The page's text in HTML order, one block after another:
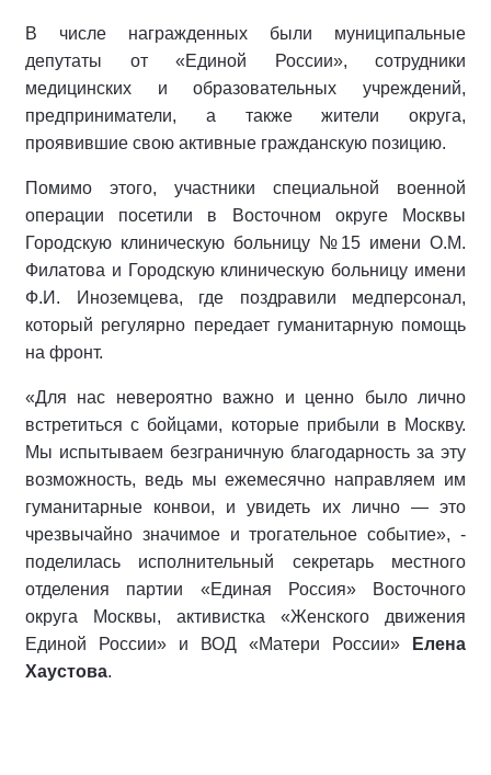
В числе награжденных были муниципальные
депутаты от «Единой России», сотрудники
медицинских и образовательных учреждений,
предприниматели, а также жители округа,
проявившие свою активные гражданскую позицию.
Помимо этого, участники специальной военной
операции посетили в Восточном округе Москвы
Городскую клиническую больницу №15 имени О.М.
Филатова и Городскую клиническую больницу имени
Ф.И. Иноземцева, где поздравили медперсонал,
который регулярно передает гуманитарную помощь
на фронт.
«Для нас невероятно важно и ценно было лично
встретиться с бойцами, которые прибыли в Москву.
Мы испытываем безграничную благодарность за эту
возможность, ведь мы ежемесячно направляем им
гуманитарные конвои, и увидеть их лично — это
чрезвычайно значимое и трогательное событие», -
поделилась исполнительный секретарь местного
отделения партии «Единая Россия» Восточного
округа Москвы, активистка «Женского движения
Единой России» и ВОД «Матери России»
Елена
Хаустова.